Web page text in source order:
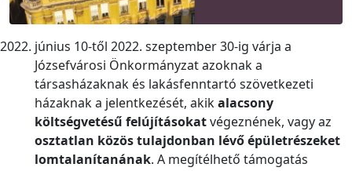
június 10-től 2022. szeptember 30-ig várja a
Józsefvárosi Önkormányzat azoknak a
társasházaknak és lakásfenntartó szövetkezeti
házaknak a jelentkezését, akikalacsony
költségvetésű felújításokatvégeznének, vagy az
osztatlan közös tulajdonban lévő épületrészeket
lomtalanítanának. A megítélhető támogatás